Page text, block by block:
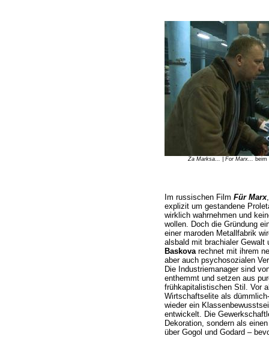
Za Marksa... | For Marx... beim
Im russischen Film Für Marx
explizit um gestandene
wirklich wahrnehmen und
wollen. Doch die Gründung
einer maroden Metallfabrik
alsbald mit brachialer Gewalt
Baskovarechnet mit ihrem
aber auch psychosozialen
Die Industriemanager sind
enthemmt und setzen aus
frühkapitalistischen Stil. Vor
Wirtschaftselite als
wieder ein
entwickelt. Die
Dekoration, sondern als
über Gogol und Godard –